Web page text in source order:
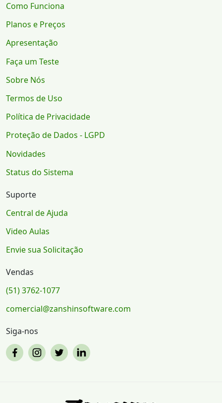
Como Funciona
Planos e Preços
Apresentação
Faça um Teste
Sobre Nós
Termos de Uso
Política de Privacidade
Proteção de Dados - LGPD
Novidades
Status do Sistema
Suporte
Central de Ajuda
Video Aulas
Envie sua Solicitação
Vendas
(51) 3762-1077
comercial@zanshinsoftware.com
Siga-nos